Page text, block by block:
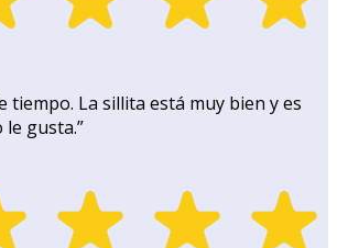
tiempo. La sillita está muy bien y es
le gusta.”